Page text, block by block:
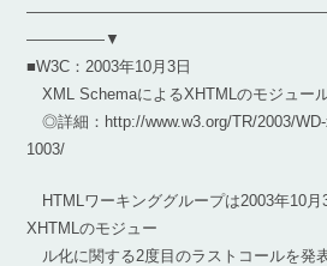
―――――▼
■W3C：2003年10月3日
XML SchemaによるXHTMLのモジュー
◎詳細：http://www.w3.org/TR/2003/
1003/
HTMLワーキンググループは2003年10
XHTMLのモジュー
ル化に関する2度目のラストコールを発